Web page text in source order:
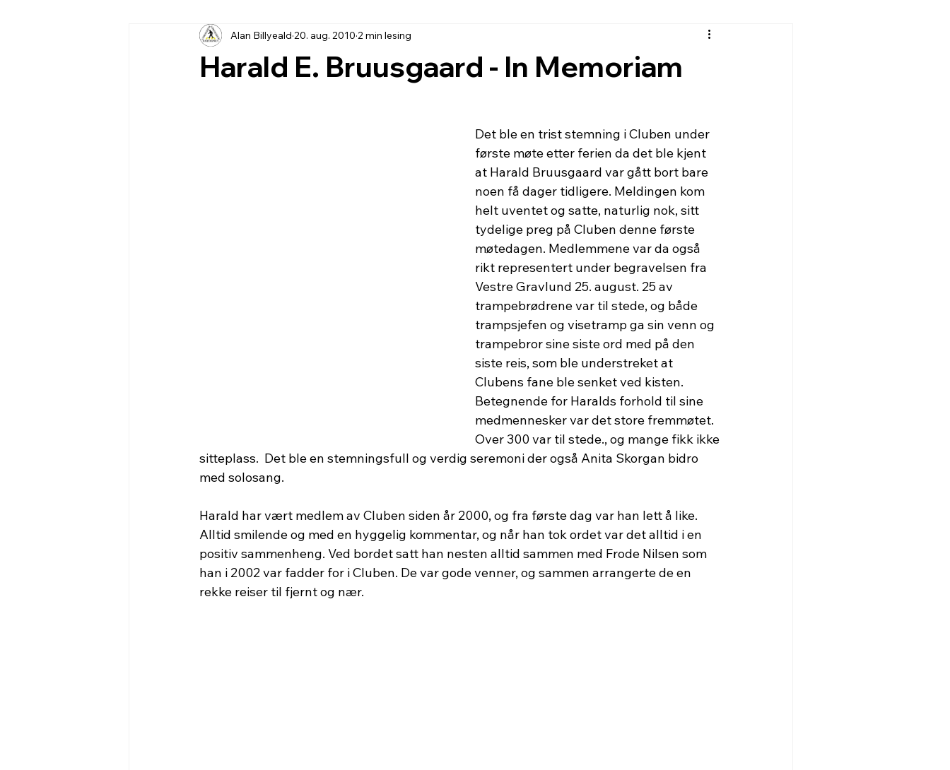
Harald E. Bruusgaard - In Memoriam
Alan Billyeald 20. aug. 2010 2 min lesing
Det ble en trist stemning i Cluben under
første møte etter ferien da det ble kjent
at Harald Bruusgaard var gått bort bare
noen få dager tidligere. Meldingen kom
helt uventet og satte, naturlig nok, sitt
tydelige preg på Cluben denne første
møtedagen. Medlemmene var da også
rikt representert under begravelsen fra
Vestre Gravlund 25. august. 25 av
trampebrødrene var til stede, og både
trampsjefen og visetramp ga sin venn og
trampebror sine siste ord med på den
siste reis, som ble understreket at
Clubens fane ble senket ved kisten.
Betegnende for Haralds forhold til sine
medmennesker var det store fremmøtet.
Over 300 var til stede., og mange fikk ikke
sitteplass.  Det ble en stemningsfull og verdig seremoni der også Anita Skorgan bidro
med solosang.
Harald har vært medlem av Cluben siden år 2000, og fra første dag var han lett å like.
Alltid smilende og med en hyggelig kommentar, og når han tok ordet var det alltid i en
positiv sammenheng. Ved bordet satt han nesten alltid sammen med Frode Nilsen som
han i 2002 var fadder for i Cluben. De var gode venner, og sammen arrangerte de en
rekke reiser til fjernt og nær.